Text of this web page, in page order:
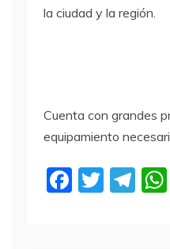
la ciudad y la región.
Cuenta con grandes
equipamiento
F
T
T